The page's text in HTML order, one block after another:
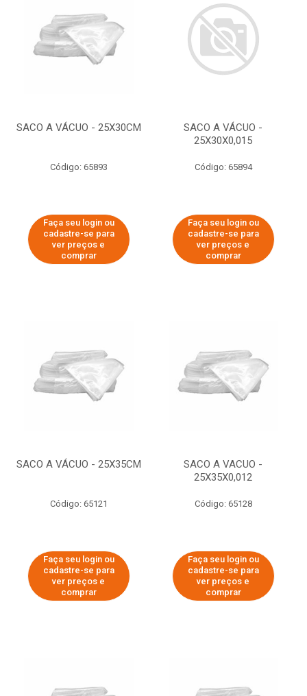
SACO A VÁCUO - 25X30CM
Código: 65893
Faça seu login ou
cadastre-se para
ver preços e
comprar
SACO A VÁCUO -
25X30X0,015
Código: 65894
Faça seu login ou
cadastre-se para
ver preços e
comprar
SACO A VÁCUO - 25X35CM
Código: 65121
Faça seu login ou
cadastre-se para
ver preços e
comprar
SACO A VACUO -
25X35X0,012
Código: 65128
Faça seu login ou
cadastre-se para
ver preços e
comprar